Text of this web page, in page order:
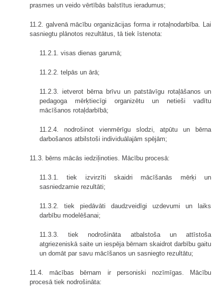
prasmes un veido vērtībās balstītus ieradumus;
11.2. galvenā mācību organizācijas forma ir rotaļnodarbība. Lai
sasniegtu plānotos rezultātus, tā tiek īstenota:
11.2.1. visas dienas garumā;
11.2.2. telpās un ārā;
11.2.3. ietverot bērna brīvu un patstāvīgu rotaļāšanos un
pedagoga mērķtiecīgi organizētu un netieši vadītu
mācīšanos rotaļdarbībā;
11.2.4. nodrošinot vienmērīgu slodzi, atpūtu un bērna
darbošanos atbilstoši individuālajām spējām;
11.3. bērns mācās iedziļinoties. Mācību procesā:
11.3.1. tiek izvirzīti skaidri mācīšanās mērķi un
sasniedzamie rezultāti;
11.3.2. tiek piedāvāti daudzveidīgi uzdevumi un laiks
darbību modelēšanai;
11.3.3. tiek nodrošināta atbalstoša un attīstoša
atgriezeniskā saite un iespēja bērnam skaidrot darbību gaitu
un domāt par savu mācīšanos un sasniegto rezultātu;
11.4. mācības bērnam ir personiski nozīmīgas. Mācību
procesā tiek nodrošināta: